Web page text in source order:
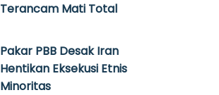
Terancam Mati Total
Pakar PBB Desak Iran
Hentikan Eksekusi Etnis
Minoritas